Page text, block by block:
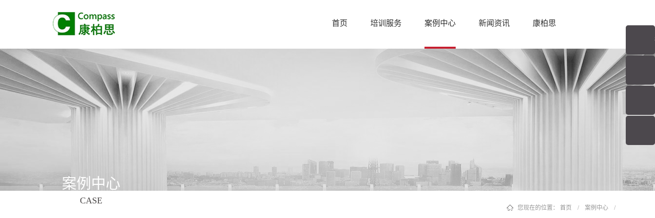
首页 培训服务 案例中心 新闻资讯 康柏思
案例中心
CASE
您现在的位置： 首页 / 案例中心 /